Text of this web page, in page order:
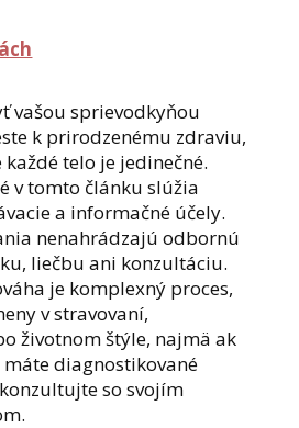
vašou sprievodkyňou
k prirodzenému zdraviu,
telo je jedinečné.
v tomto článku slúžia
a informačné účely.
nenahrádzajú odbornú
liečbu ani konzultáciu.
je komplexný proces,
v stravovaní,
životnom štýle, najmä ak
diagnostikované
so svojím